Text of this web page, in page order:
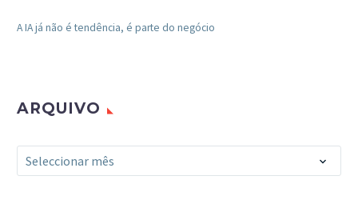
A IA já não é tendência, é parte do negócio
ARQUIVO
Arquivo
Seleccionar mês